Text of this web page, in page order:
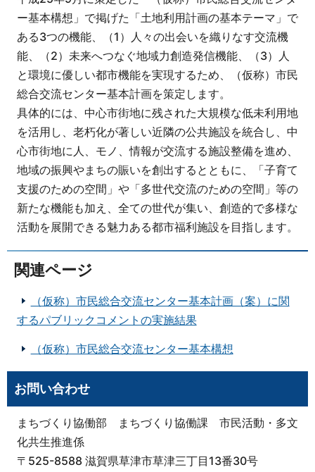
ー基本構想」で掲げた「土地利用計画の基本テーマ」で
ある3つの機能、（1）人々の出会いを織りなす交流機
能、（2）未来へつなぐ地域力創造発信機能、（3）人
と環境に優しい都市機能を実現するため、（仮称）市民
総合交流センター基本計画を策定します。
具体的には、中心市街地に残された大規模な低未利用地
を活用し、老朽化が著しい近隣の公共施設を統合し、中
心市街地に人、モノ、情報が交流する施設整備を進め、
地域の振興やまちの賑いを創出するとともに、「子育て
支援のための空間」や「多世代交流のための空間」等の
新たな機能も加え、全ての世代が集い、創造的で多様な
活動を展開できる魅力ある都市福利施設を目指します。
関連ページ
（仮称）市民総合交流センター基本計画（案）に関
するパブリックコメントの実施結果
（仮称）市民総合交流センター基本構想
お問い合わせ
まちづくり協働部 まちづくり協働課 市民活動・多文
化共生推進係
〒525-8588 滋賀県草津市草津三丁目13番30号